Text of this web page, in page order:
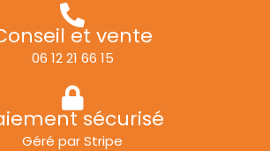
et vente
06 12 21 66 15
sécurisé
Géré par Stripe